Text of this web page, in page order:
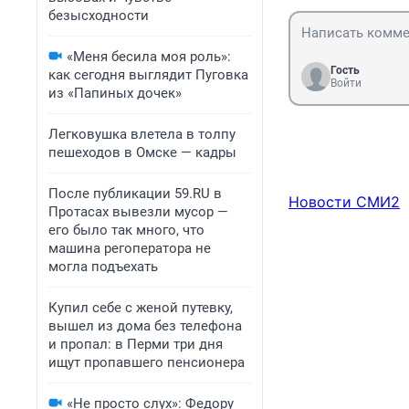
безысходности
«Меня бесила моя роль»:
как сегодня выглядит Пуговка
из «Папиных дочек»
Легковушка влетела в толпу
пешеходов в Омске — кадры
После публикации 59.RU в
Протасах вывезли мусор —
его было так много, что
машина регоператора не
могла подъехать
Купил себе с женой путевку,
вышел из дома без телефона
и пропал: в Перми три дня
ищут пропавшего пенсионера
«Не просто слух»: Федору
Гость
Войти
Новости СМИ2